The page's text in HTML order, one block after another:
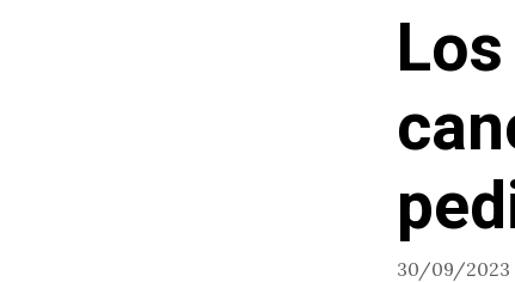
30/09/2023